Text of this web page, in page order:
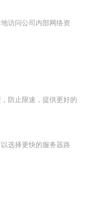
访问公司内部网络资
防止限速，提供更好的
选择更快的服务器路